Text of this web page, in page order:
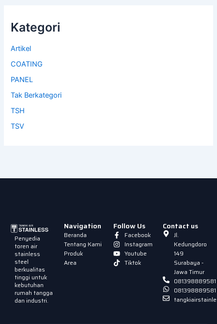
Kategori
Artikel
COATING
PANEL
Tak Berkategori
TSH
TSV
Penyedia
toren air
stainless
steel
berkualitas
tinggi untuk
kebutuhan
rumah tangga
dan industri.
Navigation
Beranda
Tentang Kami
Produk
Area
Follow Us
Facebook
Instagram
Youtube
Tiktok
Contact us
Jl.
Kedungdoro
149
Surabaya -
Jawa Timur
081398889581
081398889581